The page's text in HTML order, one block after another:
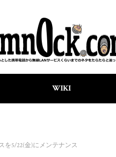
WIKI
を5/22(金)にメンテナンス